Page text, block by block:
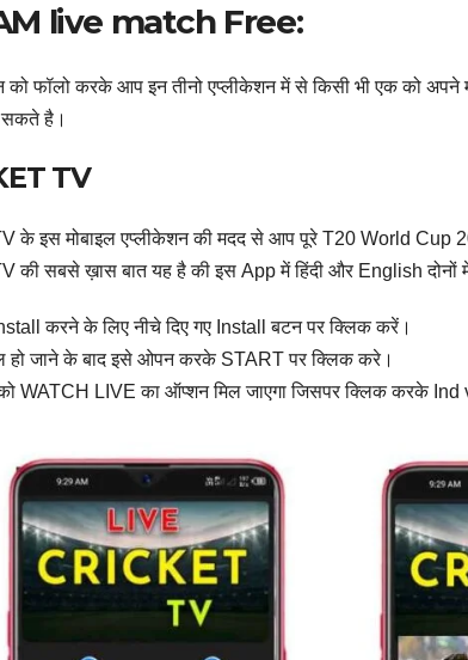
live match Free:
को फॉलो करके आप इन तीनो एप्लीकेशन में से किसी भी एक को
सकते है।
TV
के इस मोबाइल एप्लीकेशन की मदद से आप पूरे T20 World Cup
की सबसे ख़ास बात यह है की इस App में हिंदी और English दोनों में
करने के लिए नीचे दिए गए Install बटन पर क्लिक करें।
हो जाने के बाद इसे ओपन करके START पर क्लिक करे।
WATCH LIVE का ऑप्शन मिल जाएगा जिसपर क्लिक करके